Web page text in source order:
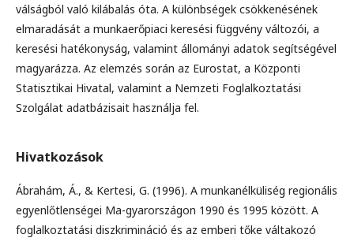
válságból való kilábalás óta. A különbségek csökkenésének
elmaradását a munkaerőpiaci keresési függvény változói, a
keresési hatékonyság, valamint állományi adatok segítségével
magyarázza. Az elemzés során az Eurostat, a Központi
Statisztikai Hivatal, valamint a Nemzeti Foglalkoztatási
Szolgálat adatbázisait használja fel.
Hivatkozások
Ábrahám, Á., & Kertesi, G. (1996). A munkanélküliség regionális
egyenlőtlenségei Ma-gyarországon 1990 és 1995 között. A
foglalkoztatási diszkrimináció és az emberi tőke váltakozó